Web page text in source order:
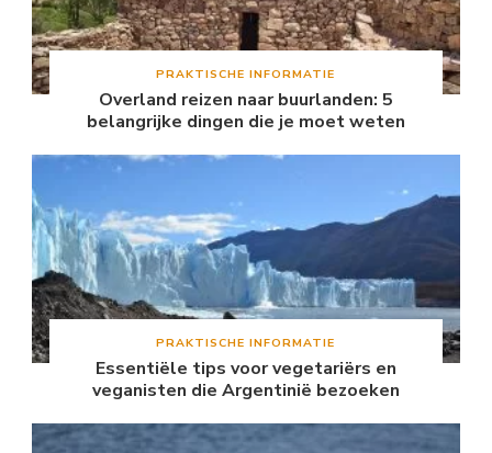
PRAKTISCHE INFORMATIE
Overland reizen naar buurlanden: 5
belangrijke dingen die je moet weten
PRAKTISCHE INFORMATIE
Essentiële tips voor vegetariërs en
veganisten die Argentinië bezoeken